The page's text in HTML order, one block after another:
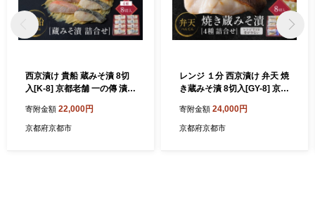
西京漬け 貴船 蔵みそ漬 8切
入[K-8] 京都老舗 一の傳 漬け
装 逸品 西京漬 西京焼き 銀だ
ら 金目鯛 さわら さけ 京都市
寄附金額 22,000円
京都府京都市
レンジ １分 西京漬け 弁天 焼
き蔵みそ漬 8切入[GY-8] 京都
せ 送料無料 個包装 レンジ 簡
単調理 逸品 西京漬 西京焼き
寄附金額 24,000円
京都府京都市